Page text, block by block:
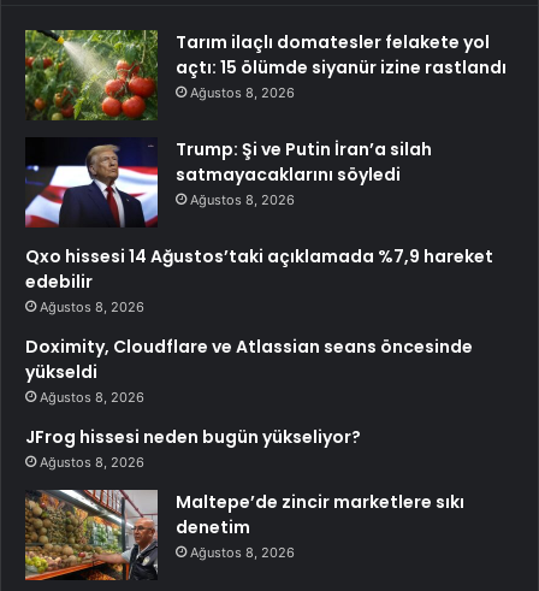
Tarım ilaçlı domatesler felakete yol
açtı: 15 ölümde siyanür izine rastlandı
Ağustos 8, 2026
Trump: Şi ve Putin İran’a silah
satmayacaklarını söyledi
Ağustos 8, 2026
Qxo hissesi 14 Ağustos’taki açıklamada %7,9 hareket
edebilir
Ağustos 8, 2026
Doximity, Cloudflare ve Atlassian seans öncesinde
yükseldi
Ağustos 8, 2026
JFrog hissesi neden bugün yükseliyor?
Ağustos 8, 2026
Maltepe’de zincir marketlere sıkı
denetim
Ağustos 8, 2026